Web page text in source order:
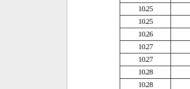
10.25
10.25
10.26
10.27
10.27
10.28
10.28